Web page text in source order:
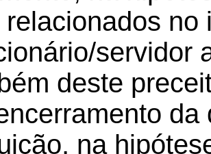
relacionados
servidor
deste
na